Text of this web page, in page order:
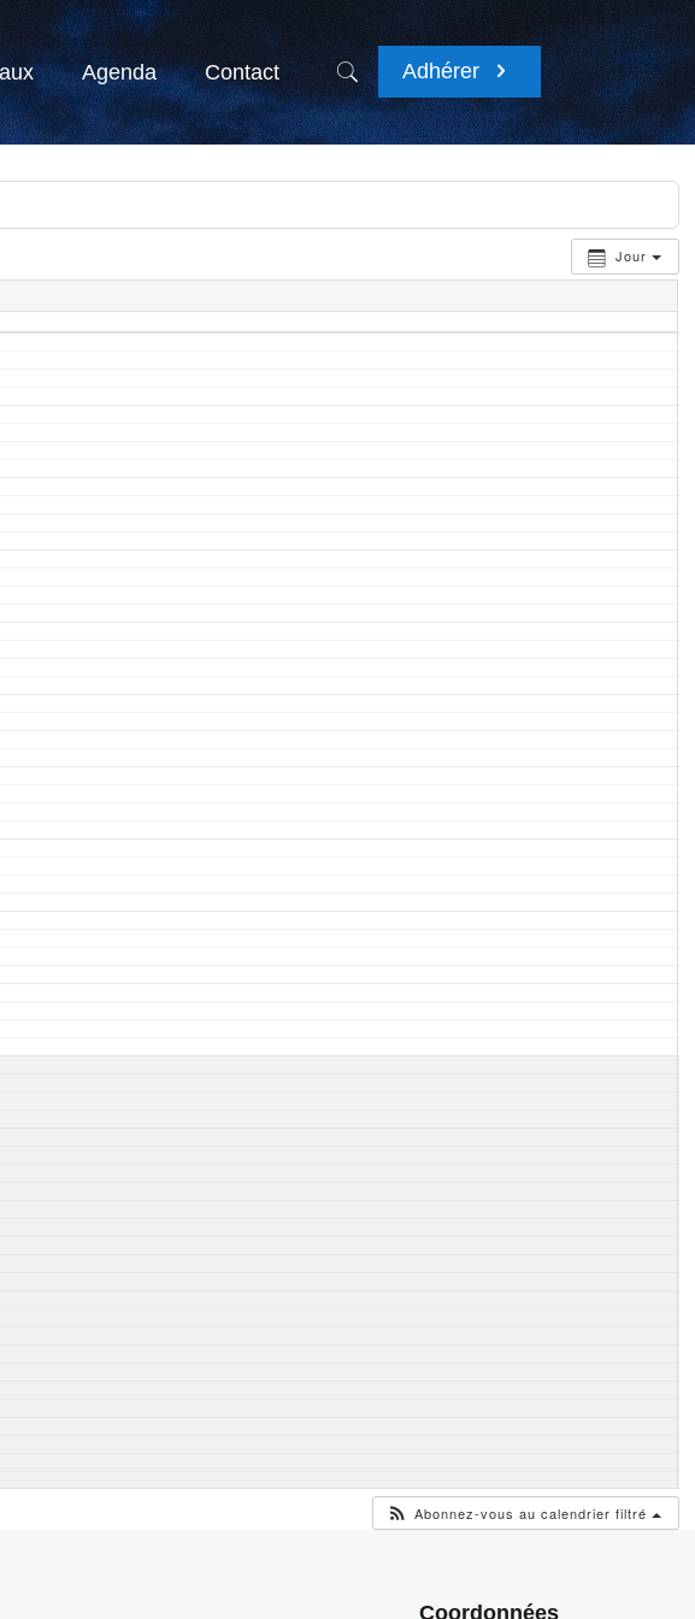
Agenda Contact Adhérer
Jour
Abonnez-vous au calendrier filtré
Coordonnées